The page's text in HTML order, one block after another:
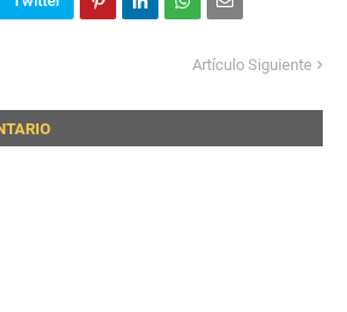
Artículo Siguiente